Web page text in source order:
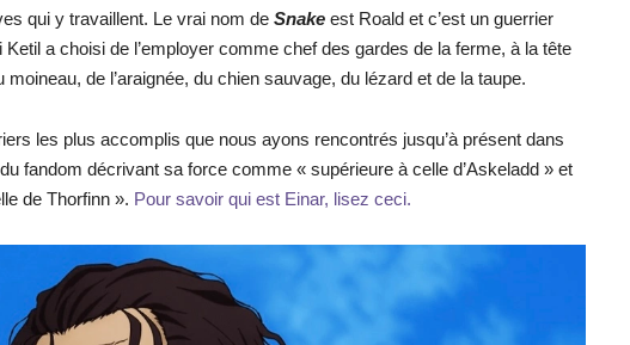
qui y travaillent. Le vrai nom de Snake est Roald et c’est un guerrier
a choisi de l’employer comme chef des gardes de la ferme, à la tête
de l’araignée, du chien sauvage, du lézard et de la taupe.
les plus accomplis que nous ayons rencontrés jusqu’à présent dans
fandom décrivant sa force comme « supérieure à celle d’Askeladd » et
de Thorfinn ». Pour savoir qui est Einar, lisez ceci.